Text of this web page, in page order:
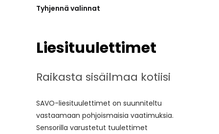
Tyhjennä valinnat
Liesituulettimet
Raikasta sisäilmaa kotiisi
SAVO-liesituulettimet on suunniteltu
vastaamaan pohjoismaisia vaatimuksia.
Sensorilla varustetut tuulettimet